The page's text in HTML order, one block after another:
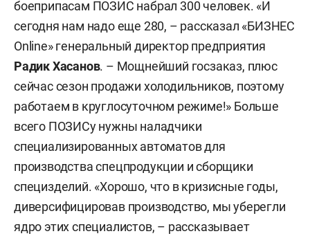
боеприпасам ПОЗИС набрал 300 человек. «И
сегодня нам надо еще 280, – рассказал «БИЗНЕС
Online» генеральный директор предприятия
Радик Хасанов. – Мощнейший госзаказ, плюс
сейчас сезон продажи холодильников, поэтому
работаем в круглосуточном режиме!» Больше
всего ПОЗИСу нужны наладчики
специализированных автоматов для
производства спецпродукции и сборщики
специзделий. «Хорошо, что в кризисные годы,
диверсифицировав производство, мы уберегли
ядро этих специалистов, – рассказывает